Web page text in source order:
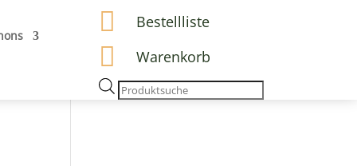
 Bestellliste
 Warenkorb
Products
search